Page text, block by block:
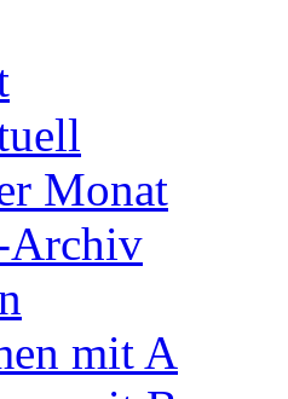
Monat
mit A